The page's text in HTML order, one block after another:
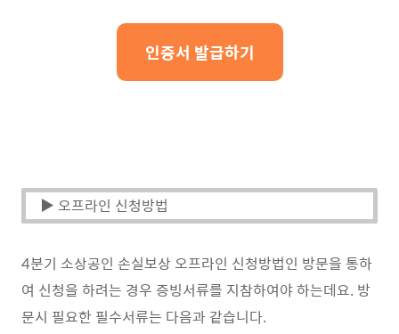
인증서 발급하기
▶ 오프라인 신청방법
4분기 소상공인 손실보상 오프라인 신청방법인 방문을 통하
여 신청을 하려는 경우 증빙서류를 지참하여야 하는데요. 방
문시 필요한 필수서류는 다음과 같습니다.